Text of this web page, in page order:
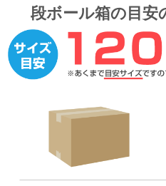
段ボール箱の目安